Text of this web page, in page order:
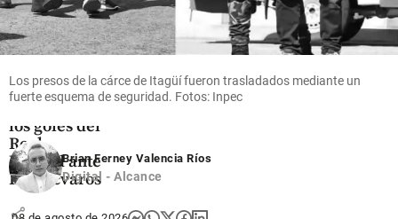
Video |
Vinícius
volvió y
Bernardo
Silva
debutó: vea
los goles del
Real
Madrid ante
Ferencvaros
share
Los presos de la cárce de Itagüí fueron trasladados mediante un
fuerte esquema de seguridad. Fotos: Inpec
Brian Ferney Valencia Ríos
Digital - Alcance